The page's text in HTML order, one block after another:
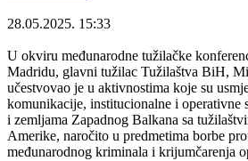
28.05.2025. 15:33
U okviru međunarodne tužilačke
Madridu, glavni tužilac Tužilaštva BiH,
učestvovao je u aktivnostima koje su
komunikacije, institucionalne i operativne
i zemljama Zapadnog Balkana sa
Amerike, naročito u predmetima borbe
međunarodnog kriminala i krijumčarenja